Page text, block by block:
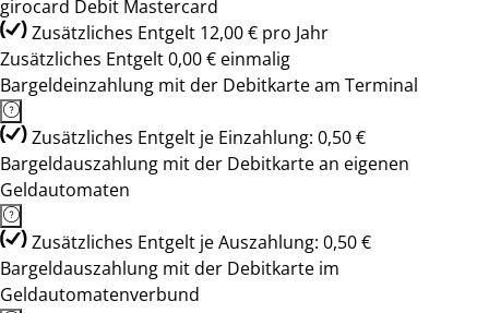
girocard Debit Mastercard
Zusätzliches Entgelt 12,00 € pro Jahr
Zusätzliches Entgelt 0,00 € einmalig
Bargeldeinzahlung mit der Debitkarte am Terminal
Zusätzliches Entgelt je Einzahlung: 0,50 €
Bargeldauszahlung mit der Debitkarte an eigenen
Geldautomaten
Zusätzliches Entgelt je Auszahlung: 0,50 €
Bargeldauszahlung mit der Debitkarte im
Geldautomatenverbund